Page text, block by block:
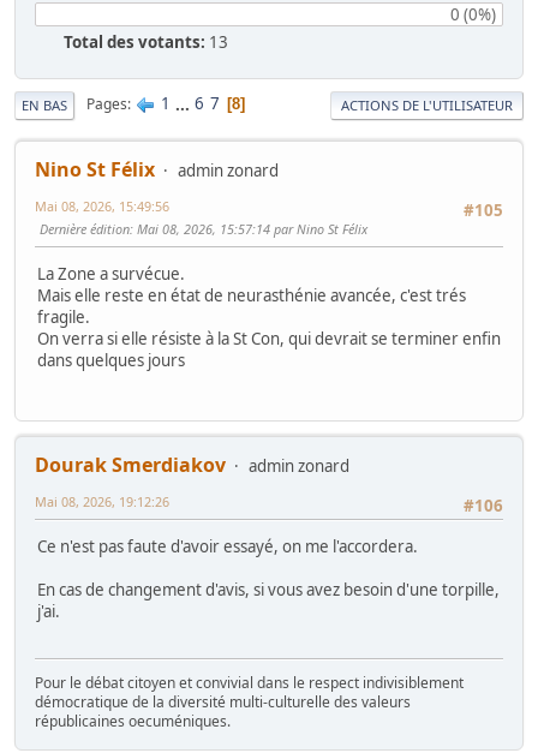
0 (0%)
Total des votants: 13
EN BAS Pages 1 ... 6 7 8 ACTIONS DE L'UTILISATEUR
Nino St Félix
admin zonard
#105
Mai 08, 2026, 15:49:56
Dernière édition: Mai 08, 2026, 15:57:14 par Nino St Félix
La Zone a survécue.
Mais elle reste en état de neurasthénie avancée, c'est trés
fragile.
On verra si elle résiste à la St Con, qui devrait se terminer enfin
dans quelques jours
Dourak Smerdiakov
admin zonard
#106
Mai 08, 2026, 19:12:26
Ce n'est pas faute d'avoir essayé, on me l'accordera.
En cas de changement d'avis, si vous avez besoin d'une torpille,
j'ai.
Pour le débat citoyen et convivial dans le respect indivisiblement
démocratique de la diversité multi-culturelle des valeurs
républicaines oecuméniques.